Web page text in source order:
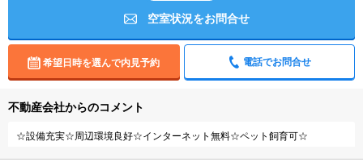
空室状況をお問合せ
希望日時を選んで内見予約 電話でお問合せ
不動産会社からのコメント
☆設備充実☆周辺環境良好☆インターネット無料☆ペット飼育可☆